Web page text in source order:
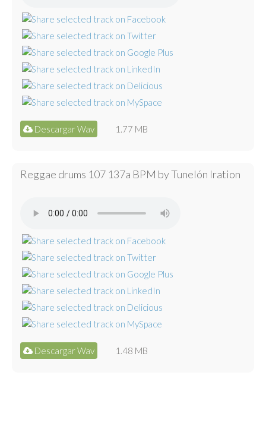
Descargar Wav 1.77 MB
Reggae drums 107 137a BPM by Tunelón Iration
Descargar Wav 1.48 MB